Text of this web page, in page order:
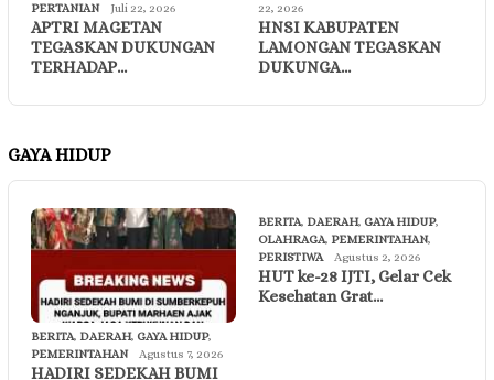
PERTANIAN
Juli 22, 2026
APTRI MAGETAN
TEGASKAN DUKUNGAN
TERHADAP…
22, 2026
HNSI KABUPATEN
LAMONGAN TEGASKAN
DUKUNGA…
GAYA HIDUP
BERITA, DAERAH, GAYA HIDUP,
PEMERINTAHAN
Agustus 7, 2026
HADIRI SEDEKAH BUMI
BERITA, DAERAH, GAYA HIDUP,
OLAHRAGA, PEMERINTAHAN,
PERISTIWA
Agustus 2, 2026
HUT ke-28 IJTI, Gelar Cek
Kesehatan Grat…